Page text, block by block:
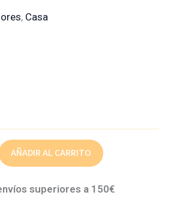
, Casa
AÑADIR AL CARRITO
superiores a 150€